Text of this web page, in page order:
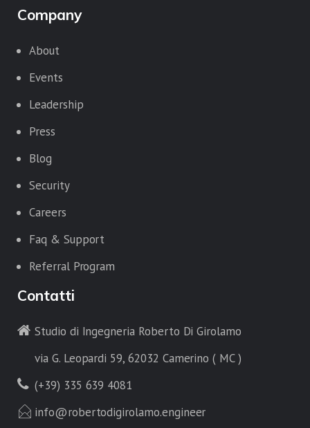
Company
About
Events
Leadership
Press
Blog
Security
Careers
Faq & Support
Referral Program
Contatti
Studio di Ingegneria Roberto Di Girolamo
via G. Leopardi 59, 62032 Camerino ( MC )
(+39) 335 639 4081
info@robertodigirolamo.engineer